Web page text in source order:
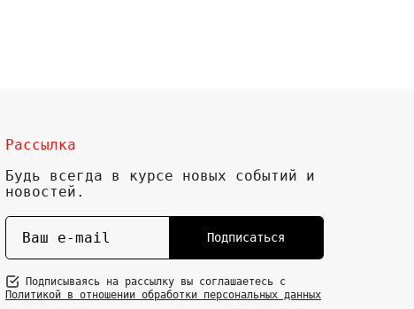
Рассылка
Будь всегда в курсе новых событий и
новостей.
Подписаться
Подписываясь на рассылку вы соглашаетесь с
Политикой в отношении обработки персональных данных